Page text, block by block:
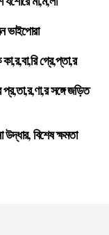
ভাইপোরা
গ্রে,প্তা,র
সঙ্গে জড়িত
বিশেষ ক্ষমতা